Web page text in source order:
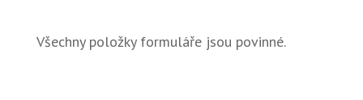
Všechny položky formuláře jsou povinné.